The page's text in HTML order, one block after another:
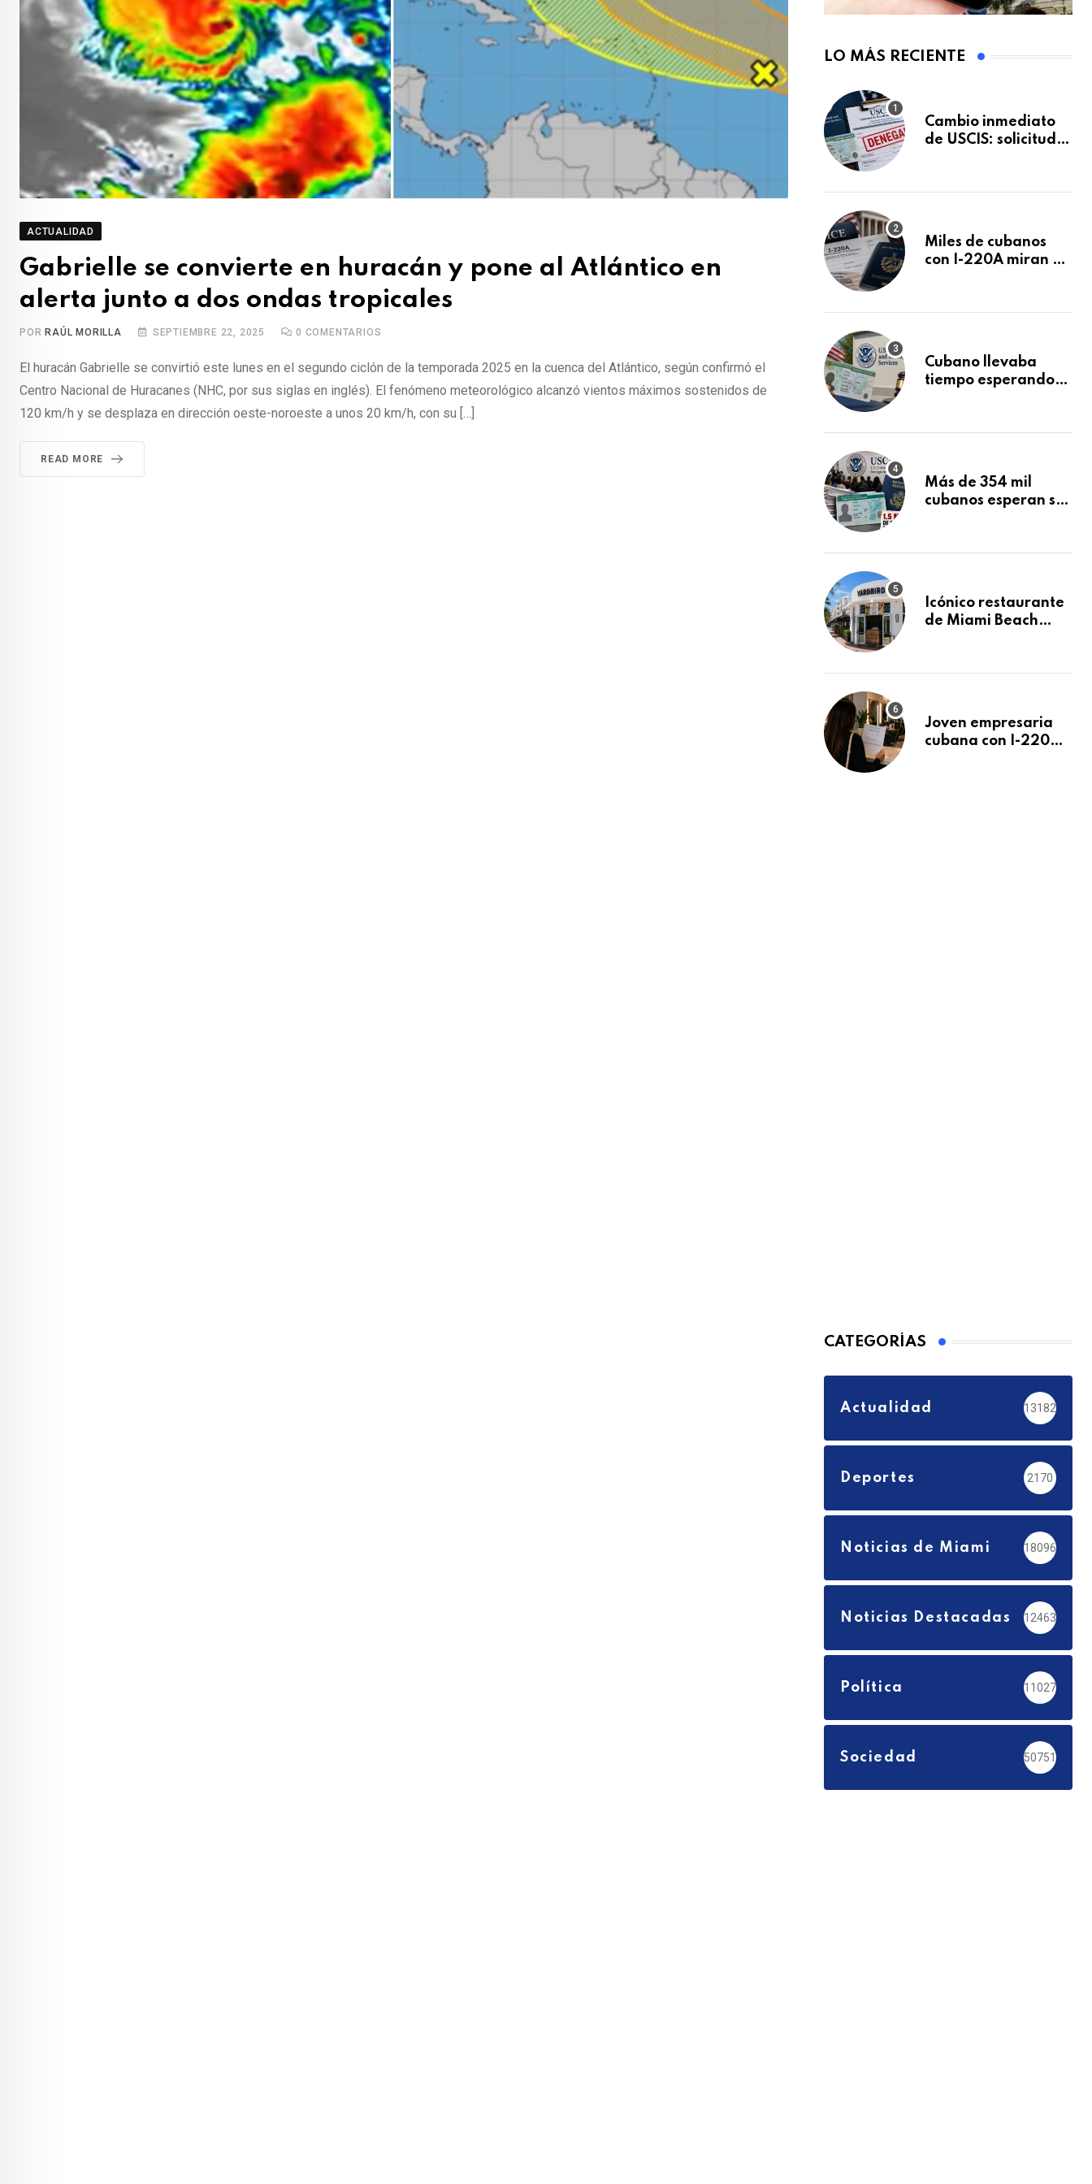
ACTUALIDAD
Gabrielle se convierte en huracán y pone al Atlántico en
alerta junto a dos ondas tropicales
POR RAÚL MORILLA SEPTIEMBRE 22, 2025 0 COMENTARIOS
El huracán Gabrielle se convirtió este lunes en el segundo ciclón de la temporada 2025 en la cuenca del Atlántico, según confirmó el
Centro Nacional de Huracanes (NHC, por sus siglas en inglés). El fenómeno meteorológico alcanzó vientos máximos sostenidos de
120 km/h y se desplaza en dirección oeste-noroeste a unos 20 km/h, con su […]
READ MORE
LO MÁS RECIENTE
Cambio inmediato
de USCIS: solicitudes
sin previo aviso
Miles de cubanos
con I-220A miran al
decidirse en una
Cubano llevaba
tiempo esperando
tras Writ of
Más de 354 mil
cubanos esperan su
acumula 1.5 millones
Icónico restaurante
de Miami Beach
después de 15 años
Joven empresaria
cubana con I-220A
CATEGORÍAS
Actualidad 13182
Deportes 2170
Noticias de Miami 18096
Noticias Destacadas 12463
Política 11027
Sociedad 50751